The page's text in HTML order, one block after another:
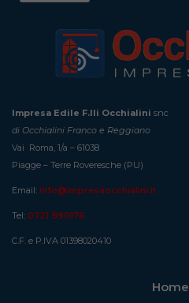
Impresa Edile F.lli Occhialini snc
di Occhialini Franco e Reggiano
Vai Roma, 1/a – 61038
Piagge – Terre Roveresche (PU)
Email: info@impresaocchialini.it
Tel: 0721 890176
C.F. e P.IVA 01398020410
Home